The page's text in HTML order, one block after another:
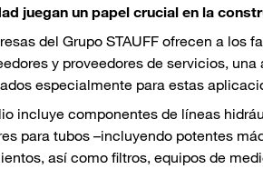
juegan un papel crucial en la
del Grupo STAUFF ofrecen a los
y proveedores de servicios,
especialmente para estas
incluye componentes de líneas
para tubos –incluyendo potentes
así como filtros, equipos de